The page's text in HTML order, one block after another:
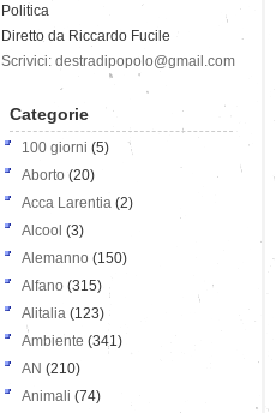
Politica
Diretto da Riccardo Fucile
Scrivici: destradipopolo@gmail.com
Categorie
100 giorni (5)
Aborto (20)
Acca Larentia (2)
Alcool (3)
Alemanno (150)
Alfano (315)
Alitalia (123)
Ambiente (341)
AN (210)
Animali (74)